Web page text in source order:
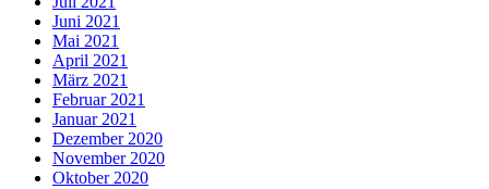
Juni 2021
Mai 2021
April 2021
März 2021
Februar 2021
Januar 2021
Dezember 2020
November 2020
Oktober 2020